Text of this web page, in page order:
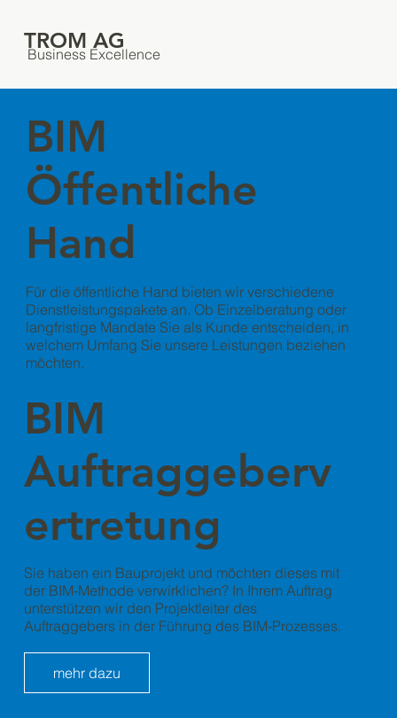
TROM AG
Business Excellence
BIM
Öffentliche
Hand
Für die öffentliche Hand bieten wir verschiedene
Dienstleistungspakete an. Ob Einzelberatung oder
langfristige Mandate Sie als Kunde entscheiden, in
welchem Umfang Sie unsere Leistungen beziehen
möchten.
BIM
Auftraggeberv
ertretung
Sie haben ein Bauprojekt und möchten dieses mit
der BIM-Methode verwirklichen? In Ihrem Auftrag
unterstützen wir den Projektleiter des
Auftraggebers in der Führung des BIM-Prozesses.
mehr dazu